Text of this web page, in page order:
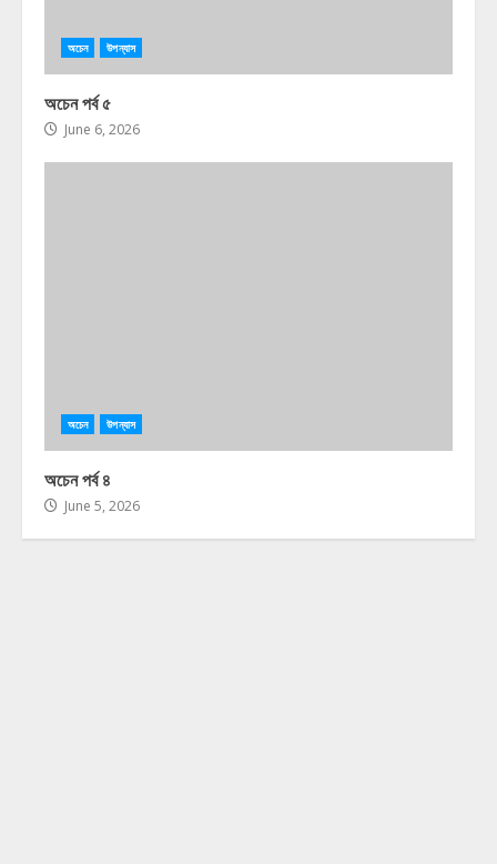
অচেন উপন্যাস
অচেন পর্ব ৫
June 6, 2026
অচেন উপন্যাস
অচেন পর্ব ৪
June 5, 2026